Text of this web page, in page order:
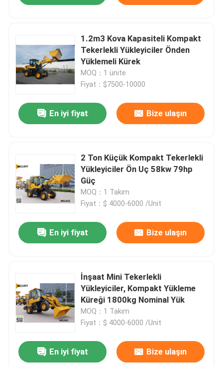
Hakkımızda
Fabrika turu
1.2m3 Kova Kapasiteli Kompakt
Tekerlekli Yükleyiciler Önden
Yüklemeli Kürek
MOQ：1 ünite
Fiyat：$7500-10000
En iyi fiyat Bize ulaşın
2 Ton Küçük Kompakt Tekerlekli
Yükleyiciler Ön Uç 58kw 79hp
Güç
MOQ：1 Takım
Fiyat：$ 4000-6000 /Unit
En iyi fiyat Bize ulaşın
İnşaat Mini Tekerlekli
Yükleyiciler, Kompakt Yükleme
Küreği 1800kg Nominal Yük
MOQ：1 Takım
Fiyat：$ 4000-6000 /Unit
En iyi fiyat Bize ulaşın